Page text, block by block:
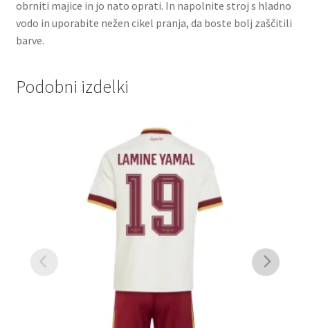
obrniti majice in jo nato oprati. In napolnite stroj s hladno
vodo in uporabite nežen cikel pranja, da boste bolj zaščitili
barve.
Podobni izdelki